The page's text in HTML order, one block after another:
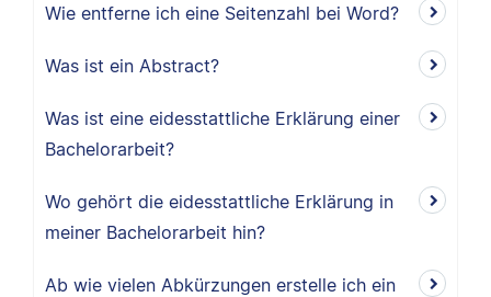
Wie entferne ich eine Seitenzahl bei Word?
Was ist ein Abstract?
Was ist eine eidesstattliche Erklärung einer
Bachelorarbeit?
Wo gehört die eidesstattliche Erklärung in
meiner Bachelorarbeit hin?
Ab wie vielen Abkürzungen erstelle ich ein